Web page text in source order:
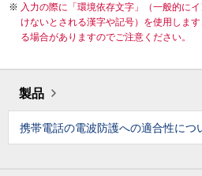
入力の際に「環境依存文字」（一般的に
けないとされる漢字や記号）を使用しま
る場合がありますのでご注意ください。
製品
携帯電話の電波防護への適合性につ